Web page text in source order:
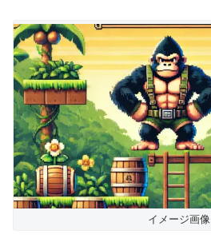
イメージ画像